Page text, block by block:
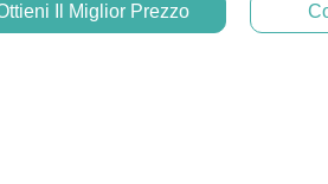
Il Miglior Prezzo